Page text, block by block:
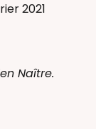
2021
Naître.